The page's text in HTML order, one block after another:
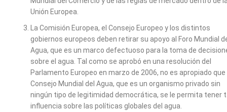
Unión Europea.
La Comisión Europea, el Consejo Europeo y los distintos
gobiernos europeos deben retirar su apoyo al Foro Mundial
Agua, que es un marco defectuoso para la toma de
sobre el agua. Tal como se aprobó en una resolución del
Parlamento Europeo en marzo de 2006, no es apropiado que
Consejo Mundial del Agua, que es un organismo privado sin
ningún tipo de legitimidad democrática, se le permita tener
influencia sobre las políticas globales del agua.